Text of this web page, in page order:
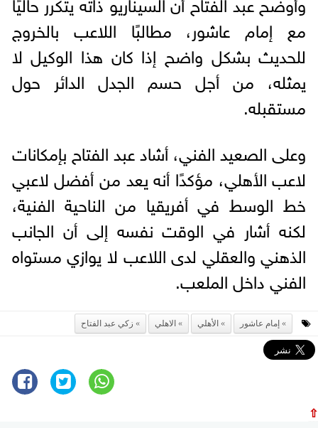
مع إمام عاشور، مطالبًا اللاعب بالخروج
للحديث بشكل واضح إذا كان هذا الوكيل لا
يمثله، من أجل حسم الجدل الدائر حول
مستقبله.
وعلى الصعيد الفني، أشاد عبد الفتاح بإمكانات
لاعب الأهلي، مؤكدًا أنه يعد من أفضل لاعبي
خط الوسط في أفريقيا من الناحية الفنية،
لكنه أشار في الوقت نفسه إلى أن الجانب
الذهني والعقلي لدى اللاعب لا يوازي مستواه
الفني داخل الملعب.
إمام عاشور الأهلي الاهلي زكي عبد الفتاح
⇧